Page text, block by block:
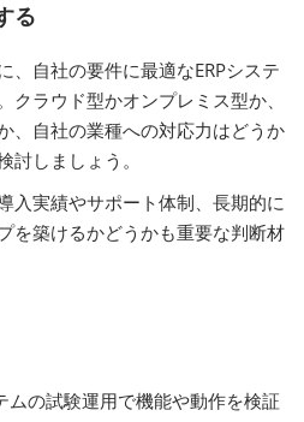
る
、自社の要件に最適なERPシステ
クラウド型かオンプレミス型か、
、自社の業種への対応力はどうか
討しましょう。
入実績やサポート体制、長期的に
を築けるかどうかも重要な判断材
ムの試験運用で機能や動作を検証